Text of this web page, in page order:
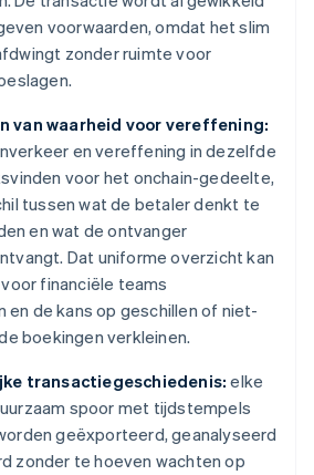
voorwaarden, omdat het slim
zonder ruimte voor
van waarheid voor vereffening:
en vereffening in dezelfde
voor het onchain-gedeelte,
tussen wat de betaler denkt te
en wat de ontvanger
Dat uniforme overzicht kan
financiële teams
en de kans op geschillen of niet-
boekingen verkleinen.
transactiegeschiedenis: elke
spoor met tijdstempels
geëxporteerd, geanalyseerd
zonder te hoeven wachten op